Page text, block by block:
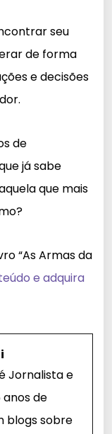
seu
de forma
e decisões
de
já sabe
que mais
“As Armas da
e adquira
Jornalista e
anos de
blogs sobre